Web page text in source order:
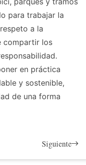
para trabajar la
a la
compartir los
en práctica
y sostenible,
de una forma
Siguiente